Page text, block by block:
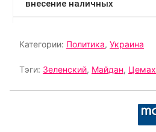
Категории: Политика, Украина
Тэги: Зеленский, Майдан, Цемах